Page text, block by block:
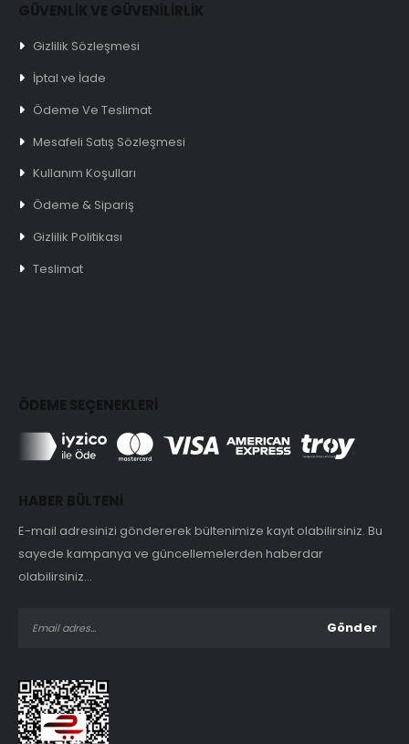
GÜVENLİK VE GÜVENİLİRLİK
Gizlilik Sözleşmesi
İptal ve İade
Ödeme Ve Teslimat
Mesafeli Satış Sözleşmesi
Kullanım Koşulları
Ödeme & Sipariş
Gizlilik Politikası
Teslimat
ÖDEME SEÇENEKLERİ
HABER BÜLTENİ
E-mail adresinizi göndererek bültenimize kayıt olabilirsiniz. Bu
sayede kampanya ve güncellemelerden haberdar
olabilirsiniz...